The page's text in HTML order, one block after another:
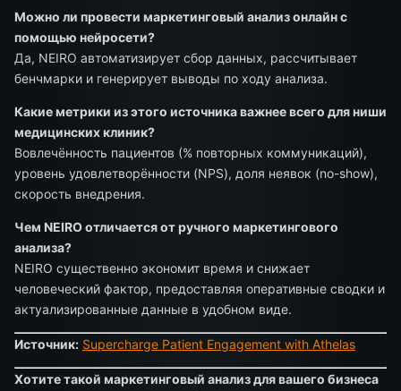
Можно ли провести маркетинговый анализ онлайн с
помощью нейросети?
Да, NEIRO автоматизирует сбор данных, рассчитывает
бенчмарки и генерирует выводы по ходу анализа.
Какие метрики из этого источника важнее всего для ниши
медицинских клиник?
Вовлечённость пациентов (% повторных коммуникаций),
уровень удовлетворённости (NPS), доля неявок (no-show),
скорость внедрения.
Чем NEIRO отличается от ручного маркетингового
анализа?
NEIRO существенно экономит время и снижает
человеческий фактор, предоставляя оперативные сводки и
актуализированные данные в удобном виде.
Источник: Supercharge Patient Engagement with Athelas
Хотите такой маркетинговый анализ для вашего бизнеса